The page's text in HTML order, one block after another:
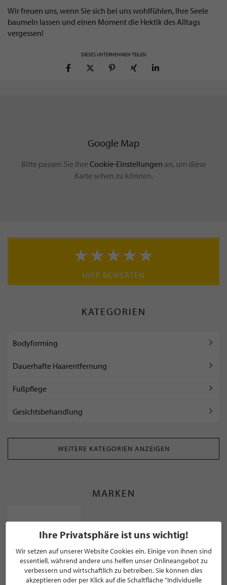
Wir freuen uns, wenn Sie sich bei uns wohlfühlen, Ihre Seele
baumeln lassen und einen Moment die Hektik des Alltags
vergessen!
DIESES UNTERNEHMEN TEILEN
Google Map
Bitte passen Sie Ihre Cookie-Einstellungen an, um diese
Karte sehen zu können.
HIER BEWERTEN
KATEGORIEN
Bodyforming
Dauerhafte Haarentfernung
Fußpflege
Gesichtsbehandlung
WEITERE KATEGORIEN ANZEIGEN
MARKEN
WEITERE STILPUNKTE GANZ IN DER NÄHE
Ihre Privatsphäre ist uns wichtig!
Wir setzen auf unserer Website Cookies ein. Einige von ihnen sind
essentiell, während andere uns helfen unser Onlineangebot zu
verbessern und wirtschaftlich zu betreiben. Sie können dies
akzeptieren oder per Klick auf die Schaltfläche "Individuelle